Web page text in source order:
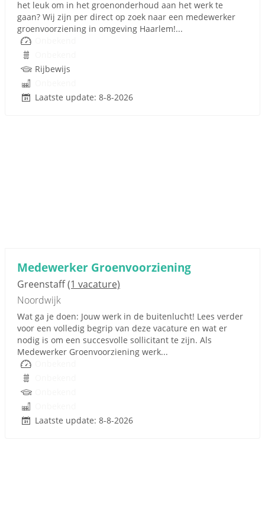
het leuk om in het groenonderhoud aan het werk te
gaan? Wij zijn per direct op zoek naar een medewerker
groenvoorziening in omgeving Haarlem!...
Rijbewijs
Laatste update: 8-8-2026
Medewerker Groenvoorziening
Greenstaff(1 vacature)
Noordwijk
Wat ga je doen: Jouw werk in de buitenlucht! Lees verder
voor een volledig begrip van deze vacature en wat er
nodig is om een succesvolle sollicitant te zijn. Als
Medewerker Groenvoorziening werk...
Laatste update: 8-8-2026